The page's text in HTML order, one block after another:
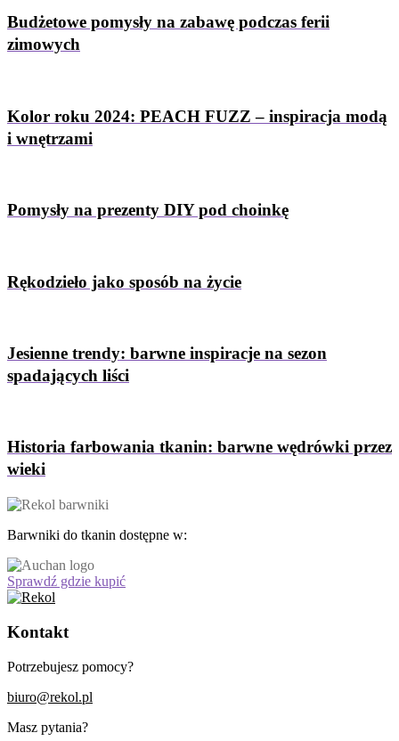
Budżetowe pomysły na zabawę podczas ferii
zimowych
Kolor roku 2024: PEACH FUZZ – inspiracja modą
i wnętrzami
Pomysły na prezenty DIY pod choinkę
Rękodzieło jako sposób na życie
Jesienne trendy: barwne inspiracje na sezon
spadających liści
Historia farbowania tkanin: barwne wędrówki przez
wieki
Barwniki do tkanin dostępne w:
Sprawdź gdzie kupić
Kontakt
Potrzebujesz pomocy?
biuro@rekol.pl
Masz pytania?